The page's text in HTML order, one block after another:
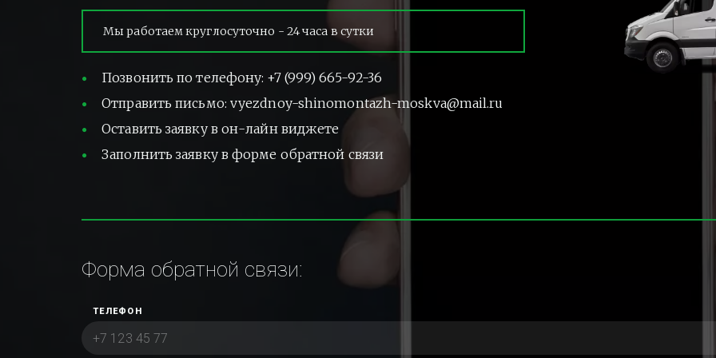
Мы работаем круглосуточно - 24 часа в сутки
Позвонить по телефону: +7 (999) 665-92-36
Отправить письмо: vyezdnoy-shinomontazh-moskva@mail.ru
Оставить заявку в он-лайн виджете
Заполнить заявку в форме обратной связи
Форма обратной связи:
ТЕЛЕФОН